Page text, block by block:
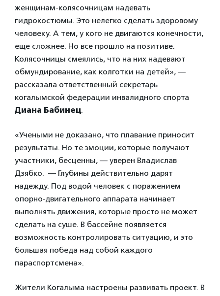
женщинам-колясочницам надевать
гидрокостюмы. Это нелегко сделать здоровому
человеку. А тем, у кого не двигаются конечности,
еще сложнее. Но все прошло на позитиве.
Колясочницы смеялись, что на них надевают
обмундирование, как колготки на детей», —
рассказала ответственный секретарь
когалымской федерации инвалидного спорта
Диана Бабинец.
«Учеными не доказано, что плавание приносит
результаты. Но те эмоции, которые получают
участники, бесценны, — уверен Владислав
Дзябко. — Глубины действительно дарят
надежду. Под водой человек с поражением
опорно-двигательного аппарата начинает
выполнять движения, которые просто не может
сделать на суше. В бассейне появляется
возможность контролировать ситуацию, и это
большая победа над собой каждого
параспортсмена».
Жители Когалыма настроены развивать проект. В